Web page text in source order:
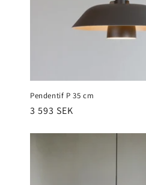
Pendentif P 35 cm
Prix
3 593 SEK